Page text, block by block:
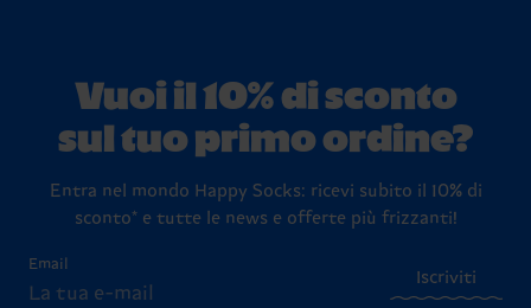
Vuoi il 10% di sconto
sul tuo primo ordine?
Entra nel mondo Happy Socks: ricevi subito il 10% di
sconto* e tutte le news e offerte più frizzanti!
Email
Iscriviti